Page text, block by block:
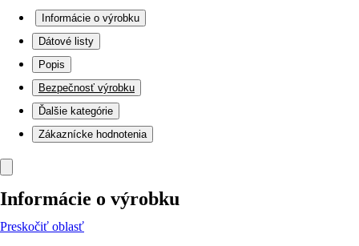
Informácie o výrobku
Dátové listy
Popis
Bezpečnosť výrobku
Ďalšie kategórie
Zákaznícke hodnotenia
Informácie o výrobku
Preskočiť oblasť